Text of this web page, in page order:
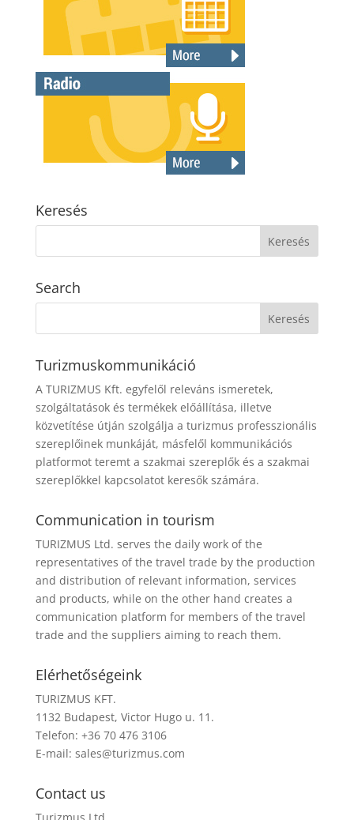
Keresés
Search
Turizmuskommunikáció
A TURIZMUS Kft. egyfelől releváns ismeretek,
szolgáltatások és termékek előállítása, illetve
közvetítése útján szolgálja a turizmus professzionális
szereplőinek munkáját, másfelől kommunikációs
platformot teremt a szakmai szereplők és a szakmai
szereplőkkel kapcsolatot keresők számára.
Communication in tourism
TURIZMUS Ltd. serves the daily work of the
representatives of the travel trade by the production
and distribution of relevant information, services
and products, while on the other hand creates a
communication platform for members of the travel
trade and the suppliers aiming to reach them.
Elérhetőségeink
TURIZMUS KFT.
1132 Budapest, Victor Hugo u. 11.
Telefon: +36 70 476 3106
E-mail: sales@turizmus.com
Contact us